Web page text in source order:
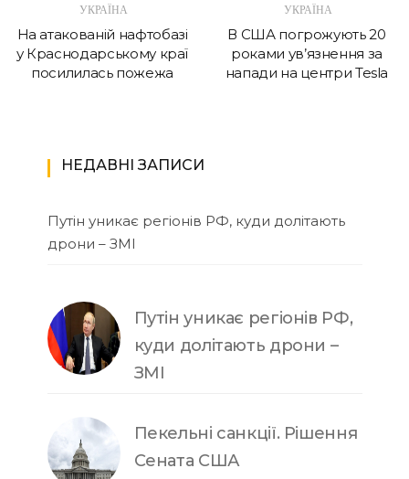
УКРАЇНА
На атакованій нафтобазі
у Краснодарському краї
посилилась пожежа
УКРАЇНА
В США погрожують 20
роками ув’язнення за
напади на центри Tesla
НЕДАВНІ ЗАПИСИ
Путін уникає регіонів РФ, куди долітають
дрони – ЗМІ
Путін уникає регіонів РФ,
куди долітають дрони –
ЗМІ
Пекельні санкції. Рішення
Сената США